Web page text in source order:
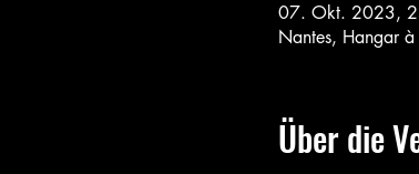
07. Okt. 2023,
Nantes, Hangar
Über die